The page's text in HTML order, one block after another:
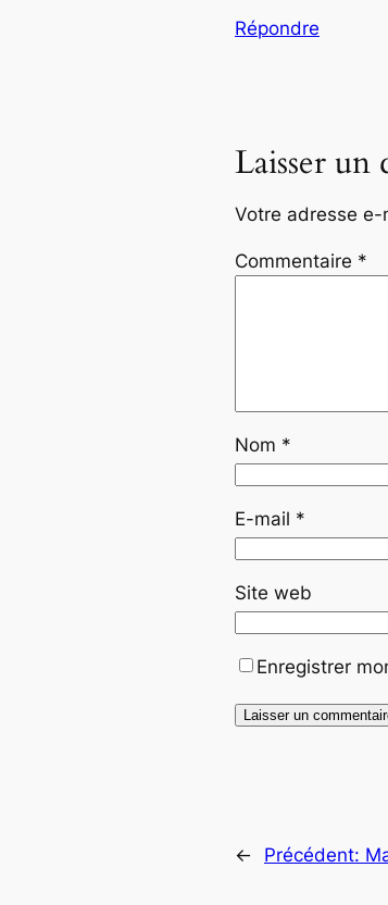
Répondre
Laisser un
Votre adresse e-
Commentaire *
Nom *
E-mail *
Site web
Enregistrer
← Précédent: